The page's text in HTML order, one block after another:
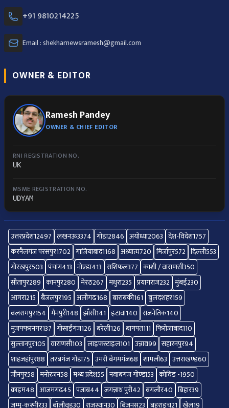
+91 9810214225
Email : shekharnewsramesh@gmail.com
OWNER & EDITOR
Ramesh Pandey
OWNER & CHIEF EDITOR
RNI REGISTRATION NO.
UK
MSME REGISTRATION NO.
UDYAM
उत्तरप्रदेश12497 लखनऊ3374 गोंडा2846 अयोध्या2063 देश-विदेश1757
करनैलगंज परसपुर1702 गाज़ियाबाद1168 अध्यात्म720 मिर्जापुर572 दिल्ली553
गोरखपुर503 पंचांग413 नोएडा413 राशिफल377 काशी / वाराणसी350
सीतापुर289 कानपुर280 मेरठ267 मथुरा235 प्रयागराज232 मुंबई230
आगरा215 बैजलपुर195 अलीगढ168 बाराबंकी161 बुलंदशहर159
बलरामपुर154 मैनपुरी148 झाँसी141 इटावा140 राजनेतिक140
मुजफ्फरनगर137 गोसाईंगंज126 बरेली126 बागपत111 फिरोजाबाद110
सुल्तानपुर105 वाराणसी103 लाइफस्टाइल101 उन्नाव99 सहारनपुर94
शाहजहांपुर88 तरबगंज गोंडा75 उमरी बेगमगंज68 शामली63 उत्तराखण्ड60
जौनपुर58 मनोरंजन58 मध्य प्रदेश55 नवाबगंज गोण्डा53 कोविड -1950
क्राइम48 आजमगढ़45 पंजाब44 जगन्नाथ पुरी42 बंगलौर40 बिहार39
जम्मू-कश्मीर33 बॉलीवुड30 राजस्थान30 बिज़नस23 बहराइच21 खेल19